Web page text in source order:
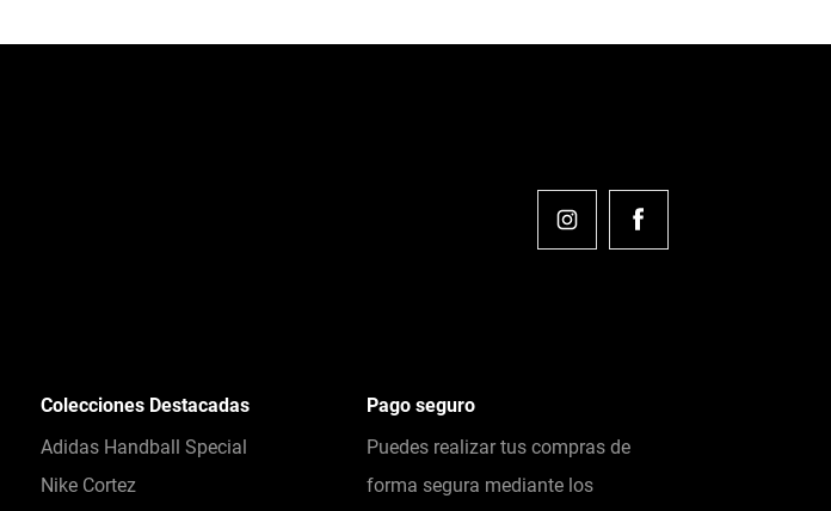
Colecciones Destacadas
Adidas Handball Special
Nike Cortez
Pago seguro
Puedes realizar tus compras de
forma segura mediante los